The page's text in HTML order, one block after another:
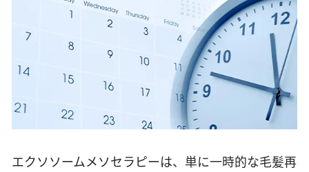
エクソソームメソセラピーは、単に一時的な毛髪再